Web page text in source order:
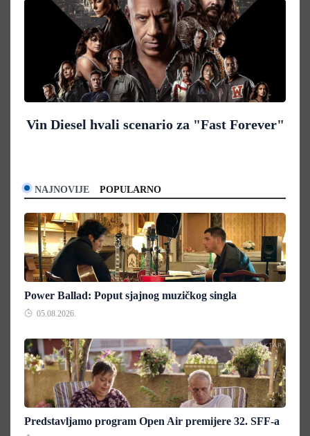
Vin Diesel hvali scenario za "Fast Forever"
NAJNOVIJE POPULARNO
Power Ballad: Poput sjajnog muzičkog singla
05.08.2026.
Predstavljamo program Open Air premijere 32. SFF-a